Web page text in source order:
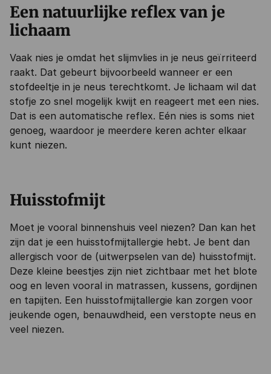
Een natuurlijke reflex van je
lichaam
Vaak nies je omdat het slijmvlies in je neus geïrriteerd
raakt. Dat gebeurt bijvoorbeeld wanneer er een
stofdeeltje in je neus terechtkomt. Je lichaam wil dat
stofje zo snel mogelijk kwijt en reageert met een nies.
Dat is een automatische reflex. Eén nies is soms niet
genoeg, waardoor je meerdere keren achter elkaar
kunt niezen.
Huisstofmijt
Moet je vooral binnenshuis veel niezen? Dan kan het
zijn dat je een huisstofmijtallergie hebt. Je bent dan
allergisch voor de (uitwerpselen van de) huisstofmijt.
Deze kleine beestjes zijn niet zichtbaar met het blote
oog en leven vooral in matrassen, kussens, gordijnen
en tapijten. Een huisstofmijtallergie kan zorgen voor
jeukende ogen, benauwdheid, een verstopte neus en
veel niezen.